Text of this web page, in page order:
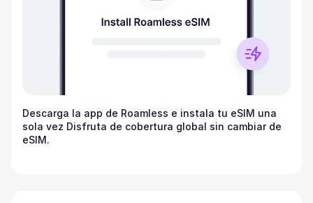
Descarga la app de Roamless e instala tu eSIM una
sola vez Disfruta de cobertura global sin cambiar de
eSIM.